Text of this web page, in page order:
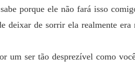
porque ele não fará isso
de sorrir ela realmente
um ser tão desprezível como